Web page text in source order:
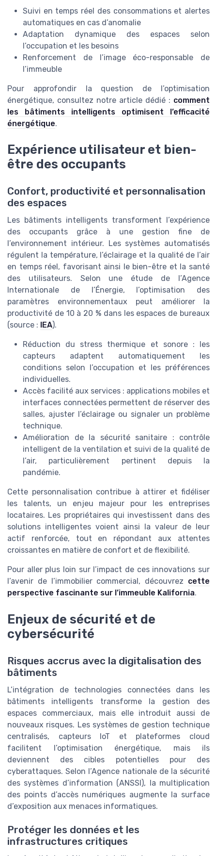
Suivi en temps réel des consommations et alertes
automatiques en cas d’anomalie
Adaptation dynamique des espaces selon
l’occupation et les besoins
Renforcement de l’image éco-responsable de
l’immeuble
Pour approfondir la question de l’optimisation
énergétique, consultez notre article dédié : comment
les bâtiments intelligents optimisent l’efficacité
énergétique.
Expérience utilisateur et bien-
être des occupants
Confort, productivité et personnalisation
des espaces
Les bâtiments intelligents transforment l’expérience
des occupants grâce à une gestion fine de
l’environnement intérieur. Les systèmes automatisés
régulent la température, l’éclairage et la qualité de l’air
en temps réel, favorisant ainsi le bien-être et la santé
des utilisateurs. Selon une étude de l’Agence
Internationale de l’Énergie, l’optimisation des
paramètres environnementaux peut améliorer la
productivité de 10 à 20 % dans les espaces de bureaux
(source :
IEA).
Réduction du stress thermique et sonore : les
capteurs adaptent automatiquement les
conditions selon l’occupation et les préférences
individuelles.
Accès facilité aux services : applications mobiles et
interfaces connectées permettent de réserver des
salles, ajuster l’éclairage ou signaler un problème
technique.
Amélioration de la sécurité sanitaire : contrôle
intelligent de la ventilation et suivi de la qualité de
l’air, particulièrement pertinent depuis la
pandémie.
Cette personnalisation contribue à attirer et fidéliser
les talents, un enjeu majeur pour les entreprises
locataires. Les propriétaires qui investissent dans des
solutions intelligentes voient ainsi la valeur de leur
actif renforcée, tout en répondant aux attentes
croissantes en matière de confort et de flexibilité.
Pour aller plus loin sur l’impact de ces innovations sur
l’avenir de l’immobilier commercial, découvrez cette
perspective fascinante sur l’immeuble Kalifornia.
Enjeux de sécurité et de
cybersécurité
Risques accrus avec la digitalisation des
bâtiments
L’intégration de technologies connectées dans les
bâtiments intelligents transforme la gestion des
espaces commerciaux, mais elle introduit aussi de
nouveaux risques. Les systèmes de gestion technique
centralisés, capteurs IoT et plateformes cloud
facilitent l’optimisation énergétique, mais ils
deviennent des cibles potentielles pour des
cyberattaques. Selon l’Agence nationale de la sécurité
des systèmes d’information (ANSSI), la multiplication
des points d’accès numériques augmente la surface
d’exposition aux menaces informatiques.
Protéger les données et les
infrastructures critiques